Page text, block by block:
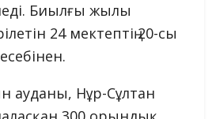
Биылғы жылы
24 мектептің 20-сы
ауданы, Нұр-Сұлтан